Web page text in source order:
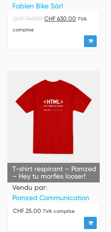
Fabien Bike Sàrl
CHF749.00 CHF 630.00 TVA
comprise
T-shirt respirant – Pomzed
– Hey tu morfles looser!
Vendu par:
Pomzed Communication
CHF 25.00 TVA comprise